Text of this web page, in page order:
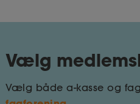
Vælg
Vælg både a-kasse og